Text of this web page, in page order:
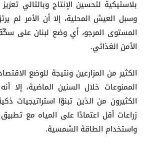
بلاستيكية لتحسين الإنتاج وبالتالي
وسبل العيش المحلية، إلا أن الأمر لم
المستوى المرجو، أي وضع لبنان على
الأمن الغذائي.
الكثير من المزارعين ونتيجة للوضع
الممنوعات خلال السنين الماضية، إلا
الكثيرون من الذين تبنوّا استراتيجيات
زراعات أقل اعتمادًا على المياه مع
واستخدام الطاقة الشمسية.